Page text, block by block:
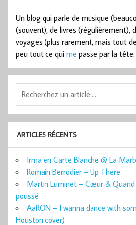
Un blog qui parle de musique
(souvent), de livres (régulièrement),
voyages (plus rarement, mais tout
peu tout ce qui me passe par la tête.
ARTICLES RÉCENTS
Irma en Carte Blanche @ La
Romain Berrodier – Up There
Martin Luminet – Cœur & Quand
poussé
AaRON – I wanna dance with
Houston cover)